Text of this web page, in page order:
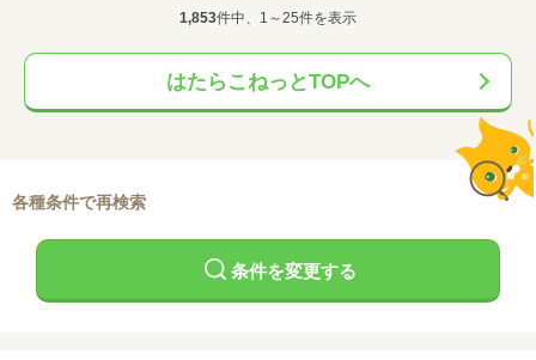
1,853件中、1～25件を表示
はたらこねっとTOPへ
各種条件で再検索
条件を変更する